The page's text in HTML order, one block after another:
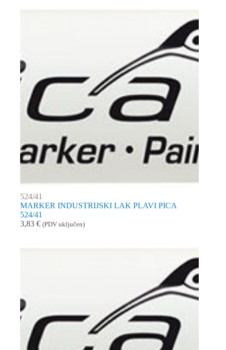
524/41
MARKER INDUSTRIJSKI LAK PLAVI PICA
524/41
3,83 € (PDV uključen)